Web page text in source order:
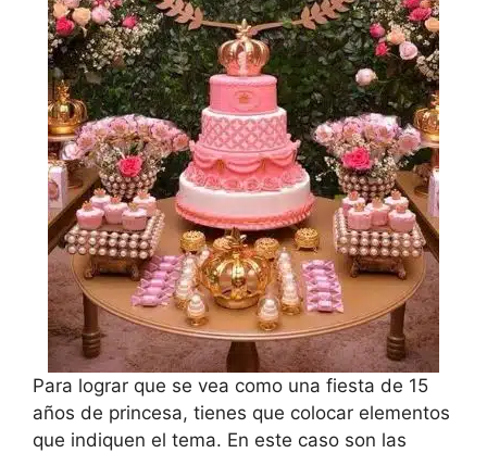
Para lograr que se vea como una fiesta de 15
años de princesa, tienes que colocar elementos
que indiquen el tema. En este caso son las